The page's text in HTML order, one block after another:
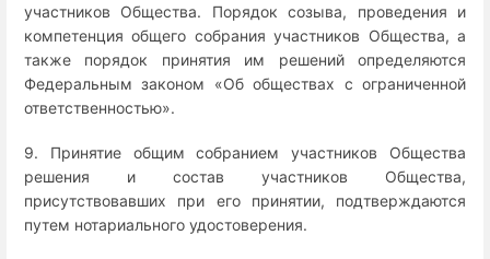
участников Общества. Порядок созыва, проведения и
компетенция общего собрания участников Общества, а
также порядок принятия им решений определяются
Федеральным законом «Об обществах с ограниченной
ответственностью».
9. Принятие общим собранием участников Общества
решения и состав участников Общества,
присутствовавших при его принятии, подтверждаются
путем нотариального удостоверения.